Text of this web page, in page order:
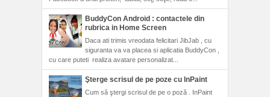
BuddyCon Android : contactele din
rubrica in Home Screen
Daca ati trimis vreodata felicitari JibJab , cu
siguranta va va placea si aplicatia BuddyCon ,
cu care puteti realiza avatare personalizat...
Şterge scrisul de pe poze cu InPaint
Cum să ştergi scrisul de pe o poză . InPaint